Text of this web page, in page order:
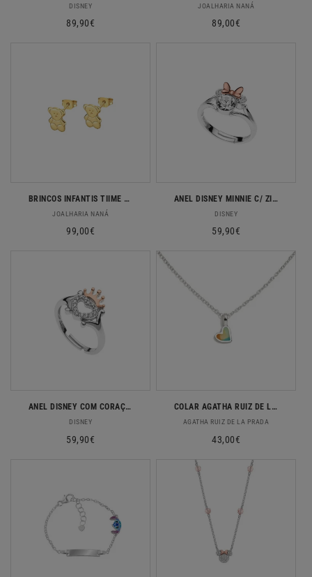
Fornecedor:
DISNEY
Preço
89,90€
Fornecedor:
JOALHARIA NANÁ
Preço
89,00€
BRINCOS INFANTIS TIIME ROAD EM OURO 9K
Fornecedor:
JOALHARIA NANÁ
Preço
99,00€
ANEL DISNEY MINNIE C/ ZIRCONIA EM PRATA 925
Fornecedor:
DISNEY
Preço
59,90€
ANEL DISNEY COM CORAÇÃO E COROA PRATA 925
Fornecedor:
DISNEY
Preço
59,90€
COLAR AGATHA RUIZ DE LA PRADA PRATA 925 COM PENDENTE CORAÇÃO
Fornecedor:
AGATHA RUIZ DE LA PRADA
Preço
43,00€